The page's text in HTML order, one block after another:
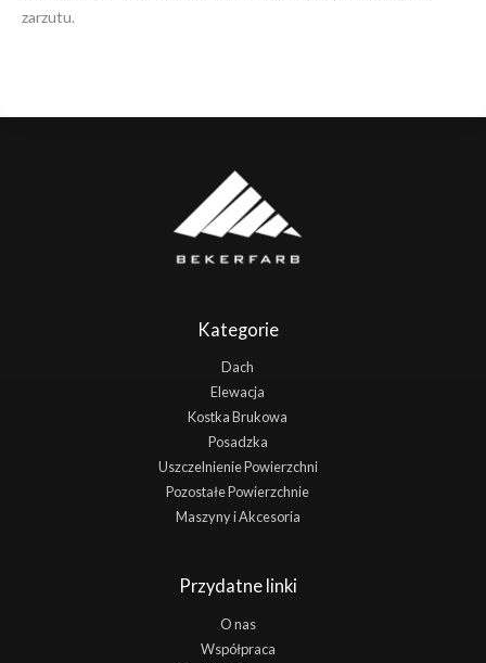
zarzutu.
Kategorie
Dach
Elewacja
Kostka Brukowa
Posadzka
Uszczelnienie Powierzchni
Pozostałe Powierzchnie
Maszyny i Akcesoria
Przydatne linki
O nas
Współpraca